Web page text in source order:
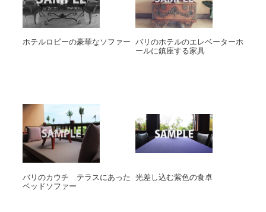
ホテルロビーの豪華なソファー バリのホテルのエレベーターホ
ールに鎮座する家具
バリのカウチ テラスにあった
ベッドソファー
光差し込む紫色の食卓